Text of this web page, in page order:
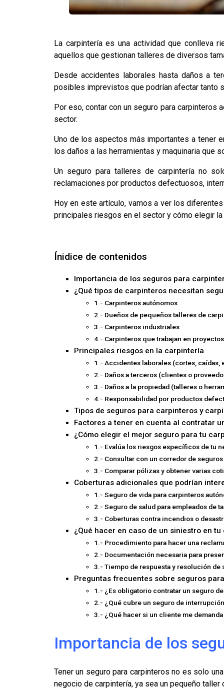
La carpintería es una actividad que conlleva
aquellos que gestionan talleres de diversos
Desde accidentes laborales hasta daños a
posibles imprevistos que podrían afectar tanto
Por eso, contar con un seguro para
sector.
Uno de los aspectos más importantes a tener
los daños a las herramientas y maquinaria que
Un seguro para talleres de carpintería no
reclamaciones por productos defectuosos,
Hoy en este artículo, vamos a ver los
principales riesgos en el sector y cómo elegir
Ínidice de contenidos
Importancia de los seguros para
¿Qué tipos de carpinteros necesitan
1.- Carpinteros autónomos
2.- Dueños de pequeños talleres de
3.- Carpinteros industriales
4.- Carpinteros que trabajan en
Principales riesgos en la carpintería
1.- Accidentes laborales (cortes, caídas,
2.- Daños a terceros (clientes o
3.- Daños a la propiedad (talleres o
4.- Responsabilidad por productos
Tipos de seguros para carpinteros y
Factores a tener en cuenta al contratar
¿Cómo elegir el mejor seguro para tu
1.- Evalúa los riesgos específicos de tu
2.- Consultar con un corredor de
3.- Comparar pólizas y obtener varias
Coberturas adicionales que podrían
1.- Seguro de vida para carpinteros
2.- Seguro de salud para empleados de
3.- Coberturas contra incendios o
¿Qué hacer en caso de un siniestro en
1.- Procedimiento para hacer una
2.- Documentación necesaria para
3.- Tiempo de respuesta y resolución de
Preguntas frecuentes sobre seguros
1.- ¿Es obligatorio contratar un seguro
2.- ¿Qué cubre un seguro de
3.- ¿Qué hacer si un cliente me
Importancia de los
Tener un seguro para carpinteros no es solo
negocio de carpintería, ya sea un pequeño